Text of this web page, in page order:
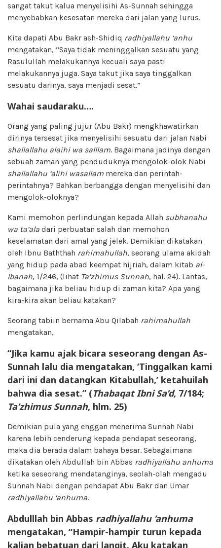
sangat takut kalua menyelisihi As-Sunnah sehingga
menyebabkan kesesatan mereka dari jalan yang lurus.
Kita dapati Abu Bakr ash-Shidiq radhiyallahu ‘anhu
mengatakan, “Saya tidak meninggalkan sesuatu yang
Rasulullah melakukannya kecuali saya pasti
melakukannya juga. Saya takut jika saya tinggalkan
sesuatu darinya, saya menjadi sesat.”
Wahai saudaraku….
Orang yang paling jujur (Abu Bakr) mengkhawatirkan
dirinya tersesat jika menyelisihi sesuatu dari jalan Nabi
shallallahu alaihi wa salllam. Bagaimana jadinya dengan
sebuah zaman yang penduduknya mengolok-olok Nabi
shallallahu ‘alihi wasallam mereka dan perintah-
perintahnya? Bahkan berbangga dengan menyelisihi dan
mengolok-oloknya?
Kami memohon perlindungan kepada Allah subhanahu
wa ta’ala dari perbuatan salah dan memohon
keselamatan dari amal yang jelek. Demikian dikatakan
oleh Ibnu Baththah rahimahullah, seorang ulama akidah
yang hidup pada abad keempat hijriah, dalam kitab al-
Ibanah, 1/246, (lihat Ta’zhimus Sunnah, hal. 24). Lantas,
bagaimana jika beliau hidup di zaman kita? Apa yang
kira-kira akan beliau katakan?
Seorang tabiin bernama Abu Qilabah rahimahullah
mengatakan,
“Jika kamu ajak bicara seseorang dengan As-
Sunnah lalu dia mengatakan, ‘Tinggalkan kami
dari ini dan datangkan Kitabullah,’ ketahuilah
bahwa dia sesat.” (Thabaqat Ibni Sa’d, 7/184;
Ta’zhimus Sunnah, hlm. 25)
Demikian pula yang enggan menerima Sunnah Nabi
karena lebih cenderung kepada pendapat seseorang,
maka dia berada dalam bahaya besar. Sebagaimana
dikatakan oleh Abdullah bin Abbas radhiyallahu anhuma
ketika seseorang mendatanginya, seolah-olah mengadu
Sunnah Nabi dengan pendapat Abu Bakr dan Umar
radhiyallahu ‘anhuma.
Abdulllah bin Abbas radhiyallahu ‘anhuma
mengatakan, “Hampir-hampir turun kepada
kalian bebatuan dari langit. Aku katakan